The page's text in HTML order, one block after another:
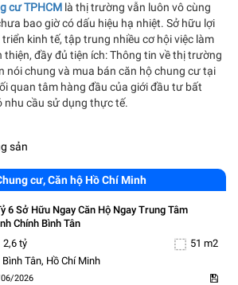
cư TPHCM là thị trường vẫn luôn vô cùng
bao giờ có dấu hiệu hạ nhiệt. Sở hữu lợi
kinh tế, tập trung nhiều cơ hội việc làm
thiện, đầy đủ tiện ích: Thông tin về thị trường
nói chung và mua bán căn hộ chung cư tại
quan tâm hàng đầu của giới đầu tư bất
nhu cầu sử dụng thực tế.
sản
cư, Căn hộ Hồ Chí Minh
6 Sở Hữu Ngay Căn Hộ Ngay Trung Tâm
Chính Bình Tân
2,6 tỷ
51 m2
Bình Tân, Hồ Chí Minh
2026